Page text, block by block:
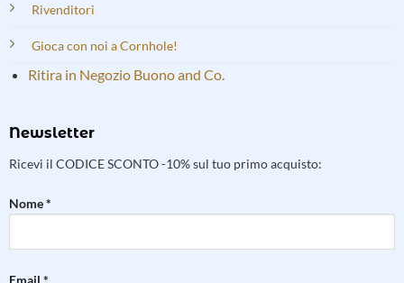
Rivenditori
Gioca con noi a Cornhole!
Ritira in Negozio Buono and Co.
Newsletter
Ricevi il CODICE SCONTO -10% sul tuo primo acquisto:
Nome *
Email *